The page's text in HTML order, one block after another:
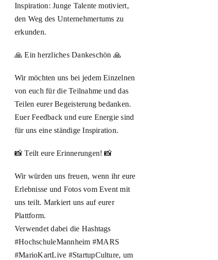
Inspiration: Junge Talente motiviert,
den Weg des Unternehmertums zu
erkunden.
🙏 Ein herzliches Dankeschön 🙏
Wir möchten uns bei jedem Einzelnen
von euch für die Teilnahme und das
Teilen eurer Begeisterung bedanken.
Euer Feedback und eure Energie sind
für uns eine ständige Inspiration.
📸 Teilt eure Erinnerungen! 📸
Wir würden uns freuen, wenn ihr eure
Erlebnisse und Fotos vom Event mit
uns teilt. Markiert uns auf eurer
Plattform.
Verwendet dabei die Hashtags
#HochschuleMannheim #MARS
#MarioKartLive #StartupCulture, um